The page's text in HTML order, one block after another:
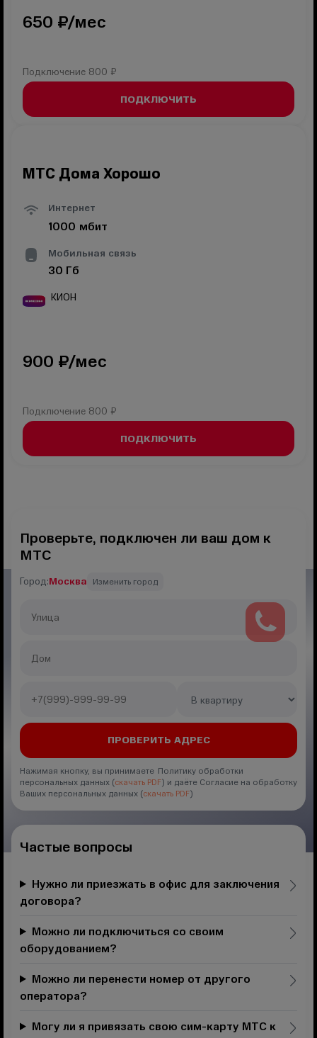
650 ₽/мес
Подключение 800 ₽
ПОДКЛЮЧИТЬ
МТС Дома Хорошо
Интернет
1000 мбит
Мобильная связь
30 Гб
КИОН
900 ₽/мес
Подключение 800 ₽
ПОДКЛЮЧИТЬ
Проверьте, подключен ли ваш дом к
МТС
Город:Москва Изменить город
Нажимая кнопку, вы принимаете Политику обработки
персональных данных (скачать PDF) и даёте Согласие на обработку
Ваших персональных данных (скачать PDF)
Частые вопросы
Нужно ли приезжать в офис для заключения
договора?
Можно ли подключиться со своим
оборудованием?
Можно ли перенести номер от другого
оператора?
Могу ли я привязать свою сим-карту МТС к